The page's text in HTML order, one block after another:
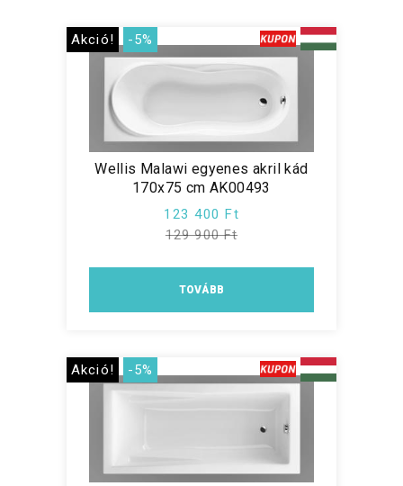
Akció! -5%
Wellis Malawi egyenes akril kád
170x75 cm AK00493
123 400 Ft
129 900 Ft
TOVÁBB
Akció! -5%